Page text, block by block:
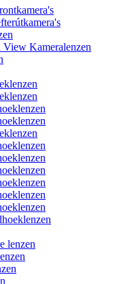
View Kameralenzen
lenzen